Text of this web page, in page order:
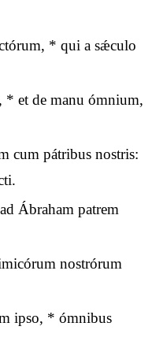
* qui a sǽculo
* et de manu ómnium,
cum pátribus nostris:
Ábraham patrem
nostrórum
ipso, * ómnibus